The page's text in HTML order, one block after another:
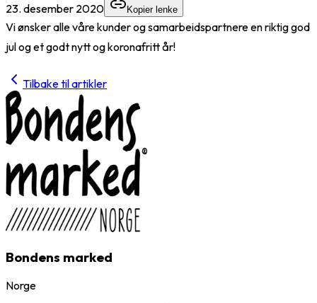
23. desember 2020 Kopier lenke
Vi ønsker alle våre kunder og samarbeidspartnere en riktig god
jul og et godt nytt og koronafritt år!
Tilbake til artikler
Bondens marked
Norge